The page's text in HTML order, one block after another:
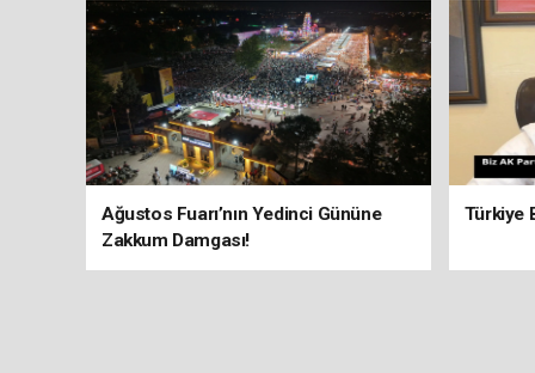
Ağustos Fuarı’nın Yedinci Gününe
Zakkum Damgası!
Türkiye